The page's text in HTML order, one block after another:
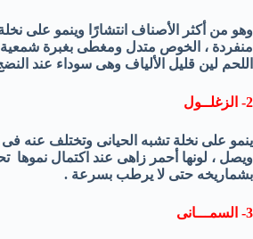
وهو من أكثر الأصناف انتشارًا وينمو على
منفردة ، الخوص متدل ومغطى بغبرة شمعية
اللحم لين قليل الألياف وهى سوداء عند
2- الزغلــول
ينمو على نخلة تشبه الحيانى وتختلف عنه فى
ويصل ، لونها أحمر زاهى عند اكتمال نموها
بشماريخه حتى لا يرطب بسرعة .
3- السمـــانى